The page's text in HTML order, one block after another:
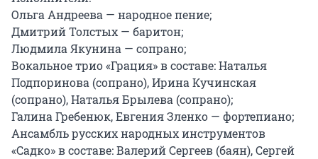
Ольга Андреева — народное пение;
Дмитрий Толстых — баритон;
Людмила Якунина — сопрано;
Вокальное трио «Грация» в составе: Наталья
Подпоринова (сопрано), Ирина Кучинская
(сопрано), Наталья Брылева (сопрано);
Галина Гребенюк, Евгения Зленко — фортепиано;
Ансамбль русских народных инструментов
«Садко» в составе: Валерий Сергеев (баян), Сергей